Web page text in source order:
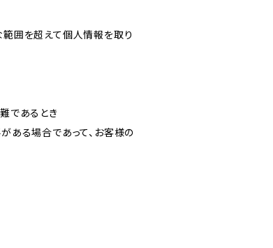
範囲を超えて個人情報を取り
であるとき
ある場合であって、お客様の